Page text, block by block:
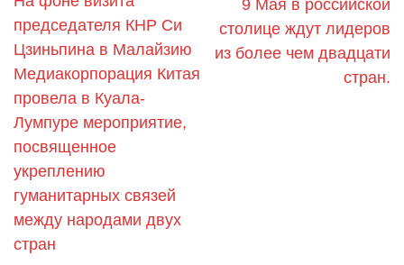
председателя КНР Си
Цзиньпина в Малайзию
Медиакорпорация Китая
провела в Куала-
Лумпуре мероприятие,
посвященное
укреплению
гуманитарных связей
между народами двух
стран
9 Мая в российской
столице ждут лидеров
из более чем двадцати
стран.